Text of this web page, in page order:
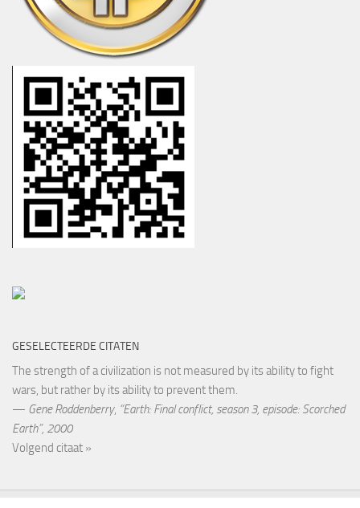
GESELECTEERDE CITATEN
The strength of a civilization is not measured by its ability to fight
wars, but rather by its ability to prevent them.
— Gene Roddenberry, “Earth: Final conflict, season 3, episode: Scorched
Earth”, 2000
Volgend citaat »